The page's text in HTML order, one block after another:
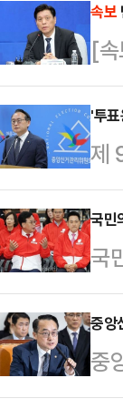
민
직
있
역
라
관
속보
[
없
'투
제
족
대
중
견
다
하
국민
국
앙
하
여
태
중앙
중
용